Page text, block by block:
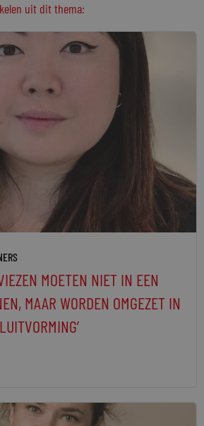
uit dit thema:
MOETEN NIET IN EEN
MAAR WORDEN OMGEZET IN